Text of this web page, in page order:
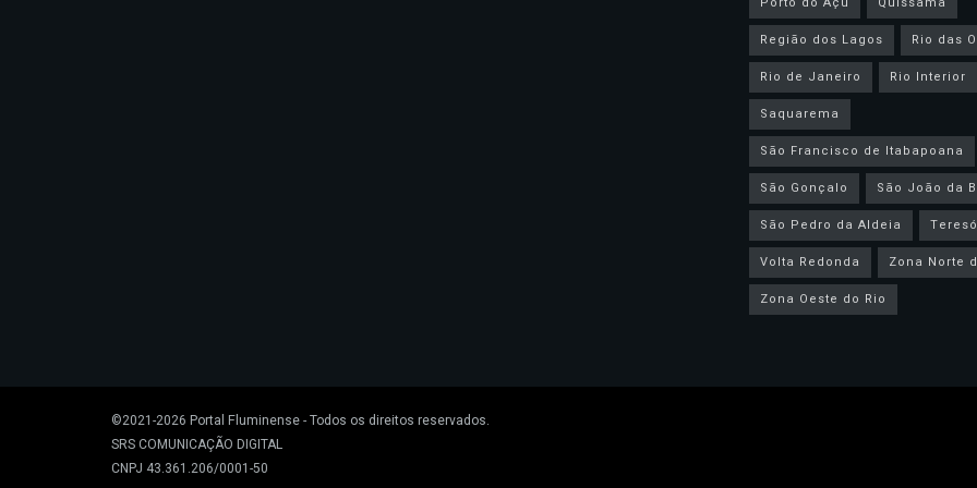
Região dos Lagos
Rio das
Rio de Janeiro
Rio Interior
Saquarema
São Francisco de Itabapoana
São Gonçalo
São João da
São Pedro da Aldeia
Volta Redonda
Zona Norte
Zona Oeste do Rio
©2021-2026 Portal Fluminense- Todos os direitos reservados.
SRS COMUNICAÇÃO DIGITAL
CNPJ 43.361.206/0001-50